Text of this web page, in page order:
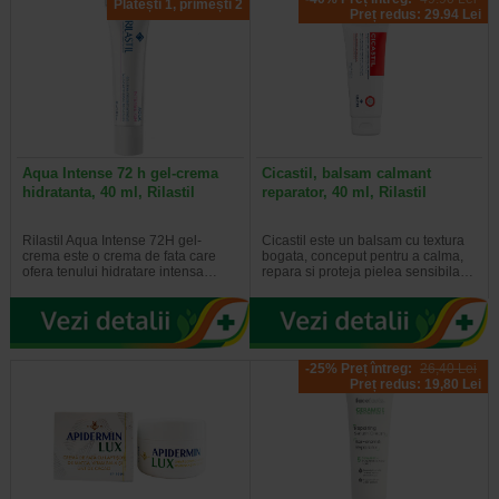
elasticitatea mult mai repede decat tenul normal. O rutina
corecta de ingrijire a acestui tip de ten pune accent pe
hidratarea tesuturilor dar si pe refacerea barierei lipidice a
Ingrijirea tenului – zona din jurul ochilor
si fragila si, de aceea, este locul unde apar, de obicei,
primele riduri. Pe langa hidratare si emoliere, acesta zona
de sub ochi.
Plătești 1, primești 2
Aqua Intense 72 h gel-crema
hidratanta, 40 ml, Rilastil
Rilastil Aqua Intense 72H gel-
crema este o crema de fata care
ofera tenului hidratare intensa…
Preț redus: 29.94 Lei
Cicastil, balsam calmant
reparator, 40 ml, Rilastil
Cicastil este un balsam cu textura
bogata, conceput pentru a calma,
repara si proteja pielea sensibila…
-25% Preț întreg: 26,40 Lei
Preț redus: 19,80 Lei